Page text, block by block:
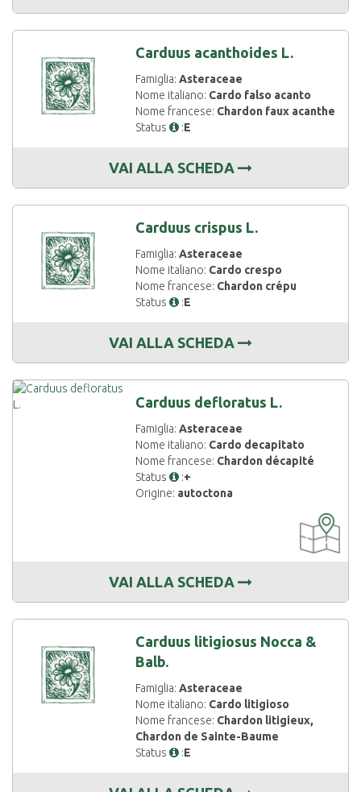
Carduus acanthoides L.
Famiglia:Asteraceae
Nome italiano: Cardo falso acanto
Nome francese: Chardon faux acanthe
Status
:E
VAI ALLA SCHEDA
Carduus crispus L.
Famiglia:Asteraceae
Nome italiano: Cardo crespo
Nome francese: Chardon crépu
Status
:E
VAI ALLA SCHEDA
Carduus defloratus L.
Famiglia:Asteraceae
Nome italiano: Cardo decapitato
Nome francese: Chardon décapité
Status
:+
Origine: autoctona
DISPONIBILE
VAI ALLA SCHEDA
Carduus litigiosus Nocca &
Balb.
Famiglia:Asteraceae
Nome italiano: Cardo litigioso
Nome francese: Chardon litigieux,
Chardon de Sainte-Baume
Status
:E